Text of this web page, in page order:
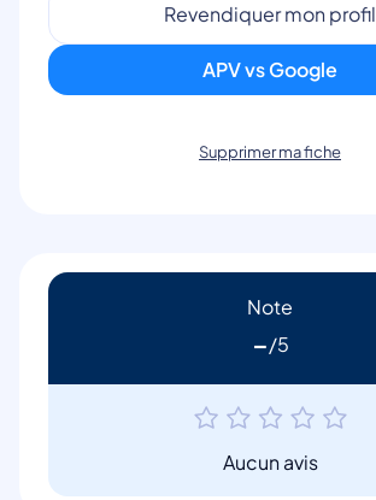
Revendiquer mon profil
APV vs Google
Supprimer ma fiche
Note
-
Aucun avis